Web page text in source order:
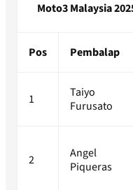
Moto3 Malaysia
Pos Pembalap
1
Taiyo
Furusato
2
Angel
Piqueras